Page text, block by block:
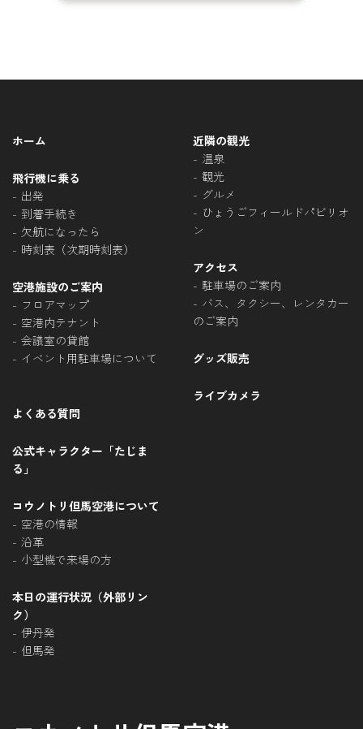
ホーム
飛行機に乗る
出発
到着手続き
欠航になったら
時刻表（次期時刻表）
空港施設のご案内
フロアマップ
空港内テナント
会議室の貸館
イベント用駐車場について
近隣の観光
温泉
観光
グルメ
ひょうごフィールドパビリオ
ン
アクセス
駐車場のご案内
バス、タクシー、レンタカー
のご案内
グッズ販売
ライブカメラ
よくある質問
公式キャラクター「たじま
る」
コウノトリ但馬空港について
空港の情報
沿革
小型機で来場の方
本日の運行状況（外部リン
ク）
伊丹発
但馬発